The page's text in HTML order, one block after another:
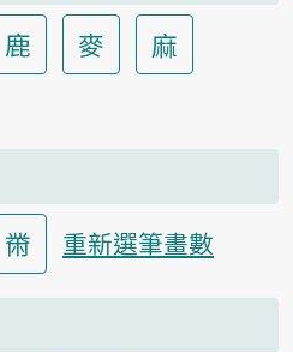
鹿 麥 麻
黹 重新選筆畫數